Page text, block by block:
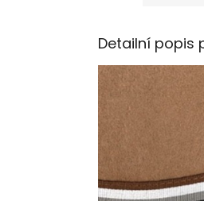
Detailní popis